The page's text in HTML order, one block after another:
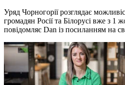
Уряд Чорногорії розглядає
громадян Росії та Білорусі вже з 1
повідомляє Dan із посиланням на